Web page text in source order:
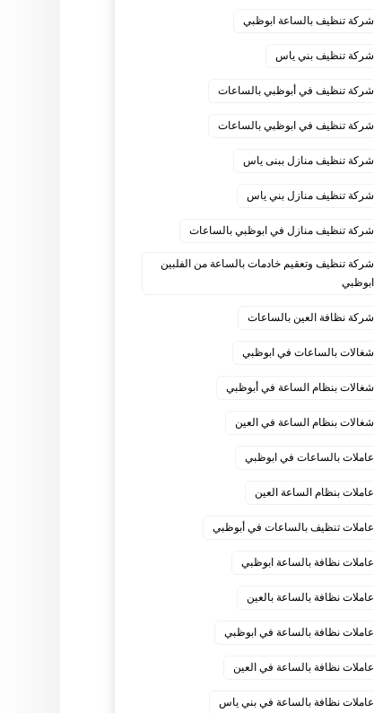
شركة تنظيف بالساعة ابوظبي
شركة تنظيف بني ياس
شركة تنظيف في أبوظبي بالساعات
شركة تنظيف في ابوظبي بالساعات
شركة تنظيف منازل ببنى ياس
شركة تنظيف منازل بني ياس
شركة تنظيف منازل في ابوظبي بالساعات
شركة تنظيف وتعقيم خادمات بالساعة من الفلبين
ابوظبي
شركة نظافة العين بالساعات
شغالات بالساعات في ابوظبي
شغالات بنظام الساعة في أبوظبي
شغالات بنظام الساعة في العين
عاملات بالساعات في ابوظبي
عاملات بنظام الساعة العين
عاملات تنظيف بالساعات في أبوظبي
عاملات نظافة بالساعة ابوظبي
عاملات نظافة بالساعة بالعين
عاملات نظافة بالساعة في ابوظبي
عاملات نظافة بالساعة في العين
عاملات نظافة بالساعة في بني ياس